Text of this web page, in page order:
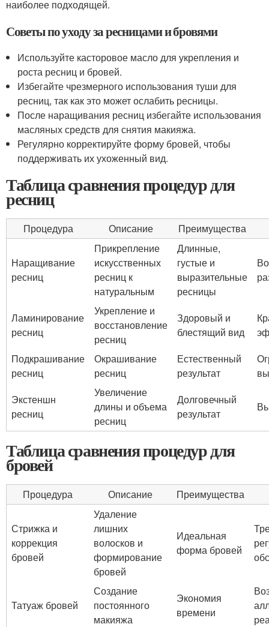
наиболее подходящей.
Советы по уходу за ресницами и бровями
Используйте касторовое масло для укрепления и
роста ресниц и бровей.
Избегайте чрезмерного использования туши для
ресниц, так как это может ослабить ресницы.
После наращивания ресниц избегайте использования
масляных средств для снятия макияжа.
Регулярно корректируйте форму бровей, чтобы
поддерживать их ухоженный вид.
Таблица сравнения процедур для
ресниц
Процедура Описание Преимущества
Наращивание
ресниц
Прикрепление
искусственных
ресниц к
натуральным
Длинные,
густые и
выразительные
ресницы
Ламинирование
ресниц
Укрепление и
восстановление
ресниц
Здоровый и
блестящий вид
Подкрашивание
ресниц
Окрашивание
ресниц
Естественный
результат
Экстеншн
ресниц
Увеличение
длины и объема
ресниц
Долговечный
результат
Таблица сравнения процедур для
бровей
Процедура Описание Преимущества
Стрижка и
коррекция
бровей
Удаление
лишних
волосков и
формирование
бровей
Идеальная
форма бровей
Татуаж бровей
Создание
постоянного
макияжа
Экономия
времени